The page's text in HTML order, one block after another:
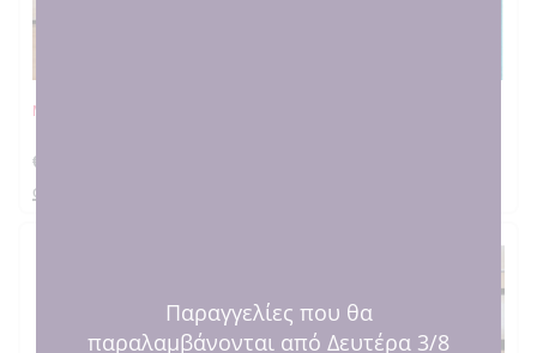
Μαξιλάρι Φεγγαρούλα
€
στο καλαθι
Παραγγελίες που θα
παραλαμβάνονται από Δευτέρα 3/8